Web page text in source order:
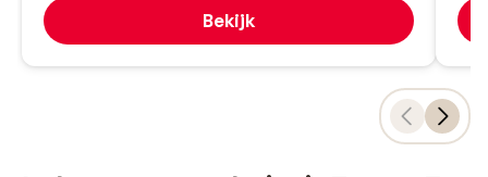
Bekijk